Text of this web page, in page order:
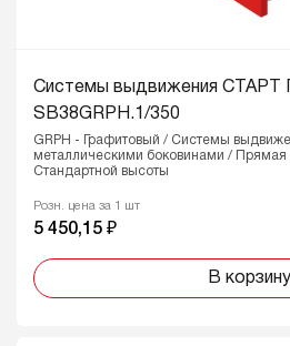
Системы выдвижения
SB38GRPH.1/350
GRPH - Графитовый / Системы
металлическими боковинами /
Стандартной высоты
Розн. цена за 1 шт
5 450,15 ₽
В корзину